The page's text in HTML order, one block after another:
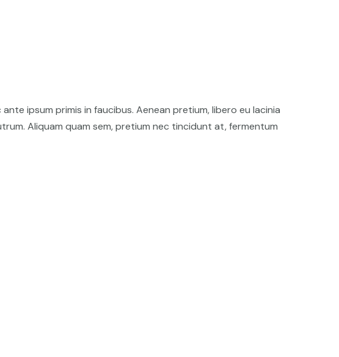
ipsum primis in faucibus. Aenean pretium, libero eu lacinia
Aliquam quam sem, pretium nec tincidunt at, fermentum